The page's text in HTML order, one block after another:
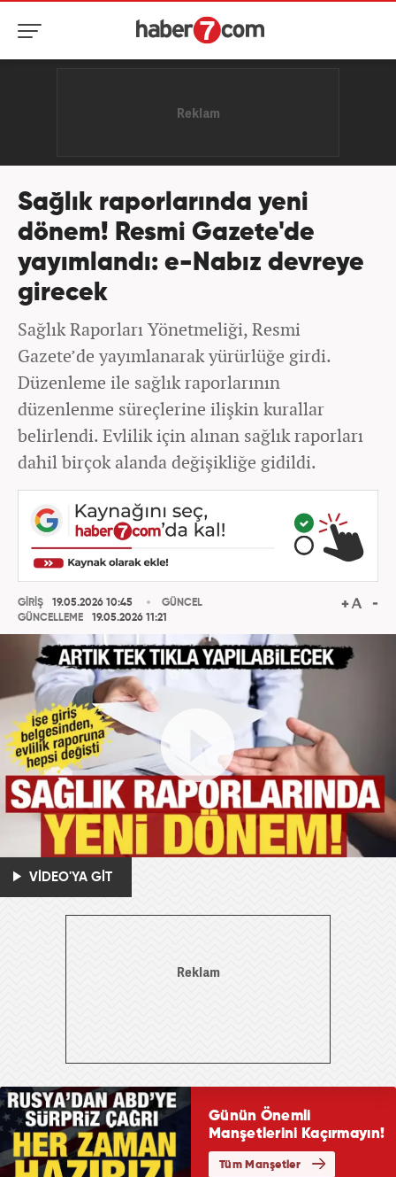
Sağlık raporlarında yeni
dönem! Resmi Gazete'de
yayımlandı: e-Nabız devreye
girecek
Sağlık Raporları Yönetmeliği, Resmi
Gazete’de yayımlanarak yürürlüğe girdi.
Düzenleme ile sağlık raporlarının
düzenlenme süreçlerine ilişkin kurallar
belirlendi. Evlilik için alınan sağlık raporları
dahil birçok alanda değişikliğe gidildi.
GİRİŞ
19.05.2026 10:45
GÜNCELLEME
19.05.2026 11:21
GÜNCEL
VİDEO'YA GİT